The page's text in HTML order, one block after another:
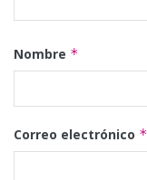
Nombre *
Correo electrónico *